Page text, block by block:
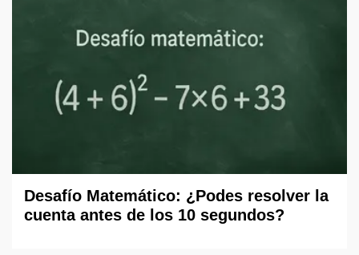
Desafío Matemático: ¿Podes resolver la
cuenta antes de los 10 segundos?